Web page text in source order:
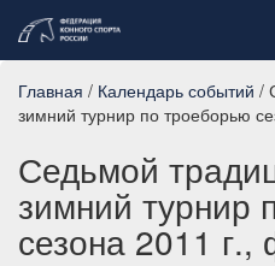
Главная / Календарь событий /
зимний турнир по троеборью
Седьмой
зимний турнир
сезона 2011 г.,